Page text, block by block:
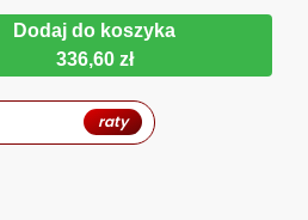
Dodaj do koszyka
336,60 zł
raty